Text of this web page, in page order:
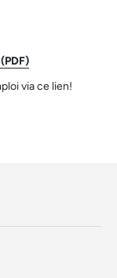
via ce lien!